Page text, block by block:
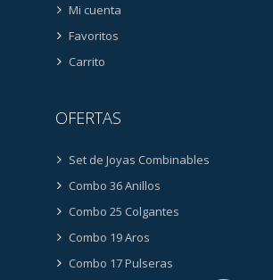
Mi cuenta
Favoritos
Carrito
OFERTAS
Set de Joyas Combinables
Combo 36 Anillos
Combo 25 Colgantes
Combo 19 Aros
Combo 17 Pulseras